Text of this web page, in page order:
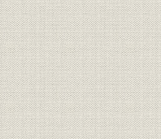
三郎助